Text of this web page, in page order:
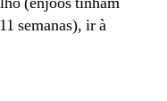
semanas), ir à